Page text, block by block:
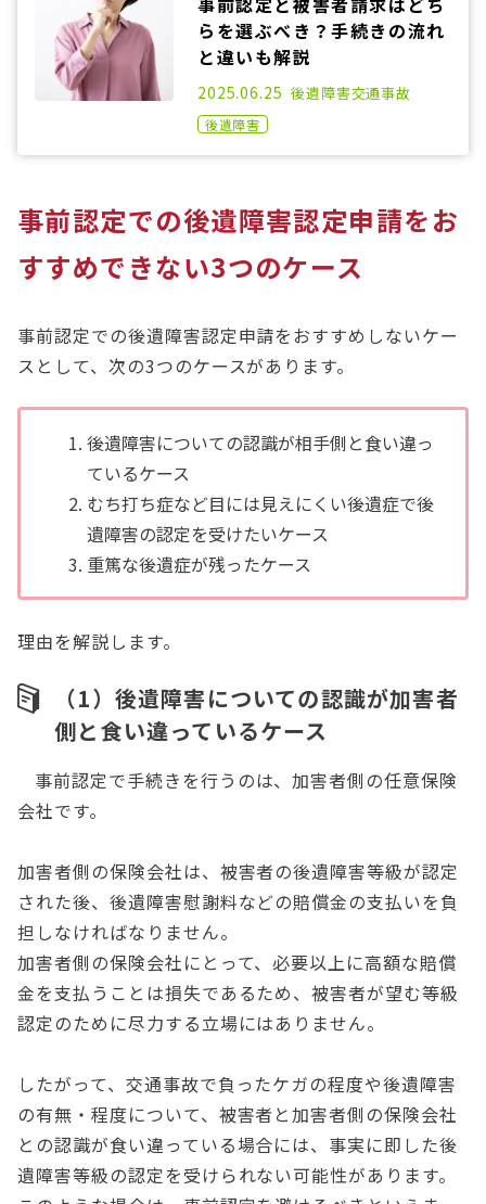
らを選ぶべき？手続きの流れ
と違いも解説
2021.08.23
2025.06.25 後遺障害交通事故
後遺障害
事前認定での後遺障害認定申請をお
すすめできない3つのケース
事前認定での後遺障害認定申請をおすすめしないケー
スとして、次の3つのケースがあります。
後遺障害についての認識が相手側と食い違っ
ているケース
むち打ち症など目には見えにくい後遺症で後
遺障害の認定を受けたいケース
重篤な後遺症が残ったケース
理由を解説します。
（1）後遺障害についての認識が加害者
側と食い違っているケース
事前認定で手続きを行うのは、加害者側の任意保険
会社です。
加害者側の保険会社は、被害者の後遺障害等級が認定
された後、後遺障害慰謝料などの賠償金の支払いを負
担しなければなりません。
加害者側の保険会社にとって、必要以上に高額な賠償
金を支払うことは損失であるため、被害者が望む等級
認定のために尽力する立場にはありません。
したがって、交通事故で負ったケガの程度や後遺障害
の有無・程度について、被害者と加害者側の保険会社
との認識が食い違っている場合には、事実に即した後
遺障害等級の認定を受けられない可能性があります。